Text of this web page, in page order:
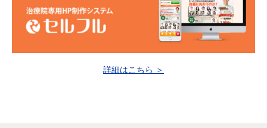
詳細はこちら ＞